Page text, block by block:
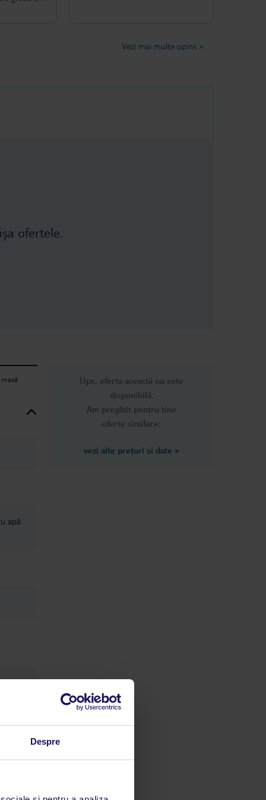
Despre
just a short
focus of
Vezi mai multe opinii »
ofertele.
apă
Ups, oferta această nu este
disponibilă.
Am pregătit pentru tine
oferte similare:
vezi alte prețuri și date »